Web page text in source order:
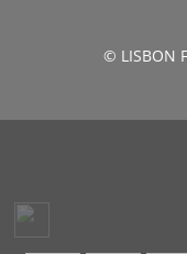
© LISBON